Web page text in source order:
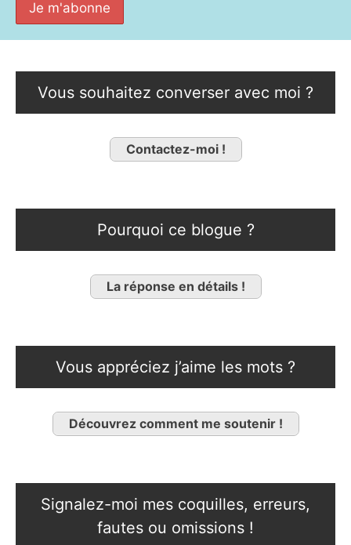
Vous souhaitez converser avec moi ?
Contactez-moi !
Pourquoi ce blogue ?
La réponse en détails !
Vous appréciez j’aime les mots ?
Découvrez comment me soutenir !
Signalez-moi mes coquilles, erreurs,
fautes ou omissions !